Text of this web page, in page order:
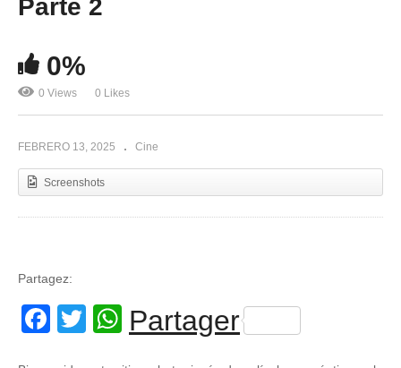
Parte 2
0%
0 Views 0 Likes
FEBRERO 13, 2025 Cine
Screenshots
Partagez:
Facebook
TwitterWhatsApp
Partager